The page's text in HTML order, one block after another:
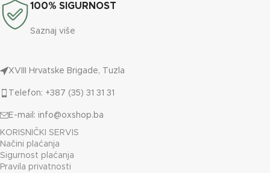
100% SIGURNOST
Saznaj više
XVIII Hrvatske Brigade, Tuzla
Telefon: +387 (35) 31 31 31
E-mail: info@oxshop.ba
KORISNIČKI SERVIS
Načini plaćanja
Sigurnost plaćanja
Pravila privatnosti